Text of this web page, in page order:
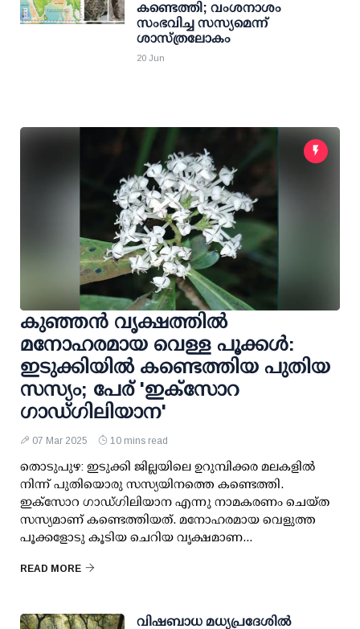
കണ്ടെത്തി; വംശനാശം
സംഭവിച്ച സസ്യമെന്ന്
ശാസ്ത്രലോകം
20 Jun
കുഞ്ഞന്‍ വൃക്ഷത്തില്‍
മനോഹരമായ വെള്ള പൂക്കള്‍:
ഇടുക്കിയില്‍ കണ്ടെത്തിയ പുതിയ
സസ്യം; പേര് 'ഇക്‌സോറ
ഗാഡ്ഗിലിയാന'
07 Mar 2025 10 mins read
തൊടുപുഴ: ഇടുക്കി ജില്ലയിലെ ഉറുമ്പിക്കര മലകളില്‍
നിന്ന് പുതിയൊരു സസ്യയിനത്തെ കണ്ടെത്തി.
ഇക്‌സോറ ഗാഡ്ഗിലിയാന എന്നു നാമകരണം ചെയ്ത
സസ്യമാണ് കണ്ടെത്തിയത്. മനോഹരമായ വെളുത്ത
പൂക്കളോടു കൂടിയ ചെറിയ വൃക്ഷമാണ...
READ MORE
വിഷബാധ മധ്യപ്രദേശില്‍